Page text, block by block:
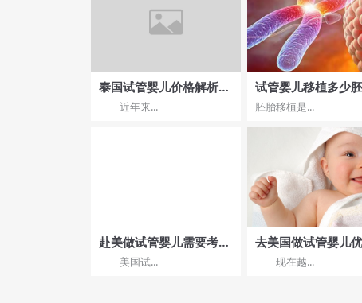
泰国试管婴儿价格解析：
流程透明哪家医院更可
靠？
近年来...
试管婴儿移植多少
好？移植多少胚胎好
胚胎移植是...
赴美做试管婴儿需要考虑
年龄问题吗
美国试...
去美国做试管婴儿
哪些北京优孕行呢
现在越...